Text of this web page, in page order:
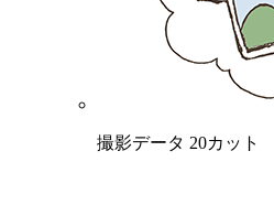
撮影データ 20カット